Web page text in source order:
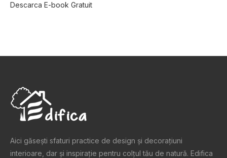
Descarca E-book Gratuit
Aici găsești sfaturi practice de design şi decoraţiuni
interioare, dar și inspiraţie pentru colţul tău de natură. Edifica